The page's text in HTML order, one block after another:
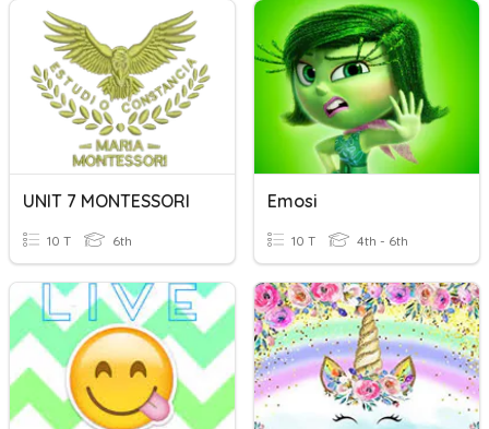
UNIT 7 MONTESSORI
10 T 6th
Emosi
10 T 4th - 6th